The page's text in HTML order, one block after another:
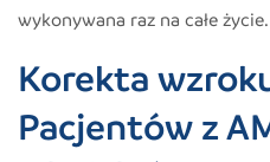
wykonywana raz na całe życie.
Korekta
Pacjentów z